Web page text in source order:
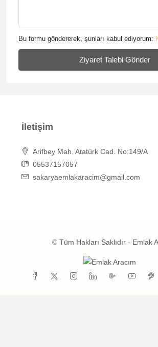
Bu formu göndererek, şunları kabul ediyorum:
Ziyaret Talebi Gönder
İletişim
Arifbey Mah. Atatürk Cad. No:149/A
05537157057
sakaryaemlakaracim@gmail.com
© Tüm Hakları Saklıdır - Emlak